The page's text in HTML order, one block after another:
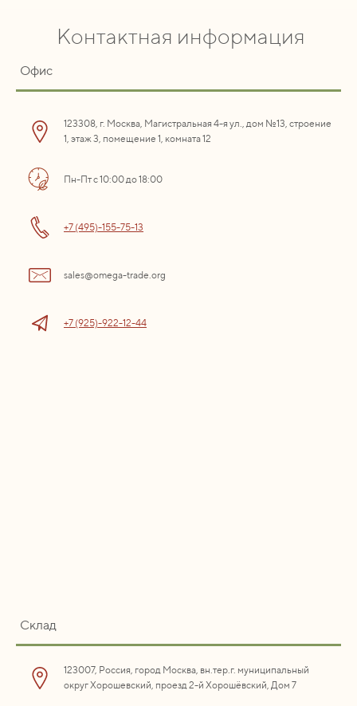
Контактная информация
Офис
123308, г. Москва, Магистральная 4-я ул., дом №13, строение
1, этаж 3, помещение 1, комната 12
Пн-Пт с 10:00 до 18:00
+7 (495)-155-75-13
sales@omega-trade.org
+7 (925)-922-12-44
Склад
123007, Россия, город Москва, вн.тер.г. муниципальный
округ Хорошевский, проезд 2-й Хорошёвский, Дом 7